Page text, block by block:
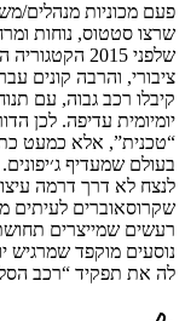
פעם מכוניות מנהלים/
שרצו סטטוס, נוחות
שלפני 2015
ציבורי, והרבה קונים
קיבלו רכב גבוה, עם
יומיומית עדיפה. לכן
“טכנית”, אלא כמעט
בעולם שמעדיף
לנצח לא דרך דרמה
שקרוסאוברים לעיתים
רעשים שמייצרים
נוסעים מוקפד שמרגיש
לה את תפקיד “רכב